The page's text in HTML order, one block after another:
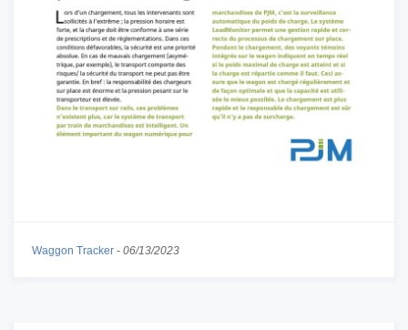
Waggon Tracker - 06/13/2023